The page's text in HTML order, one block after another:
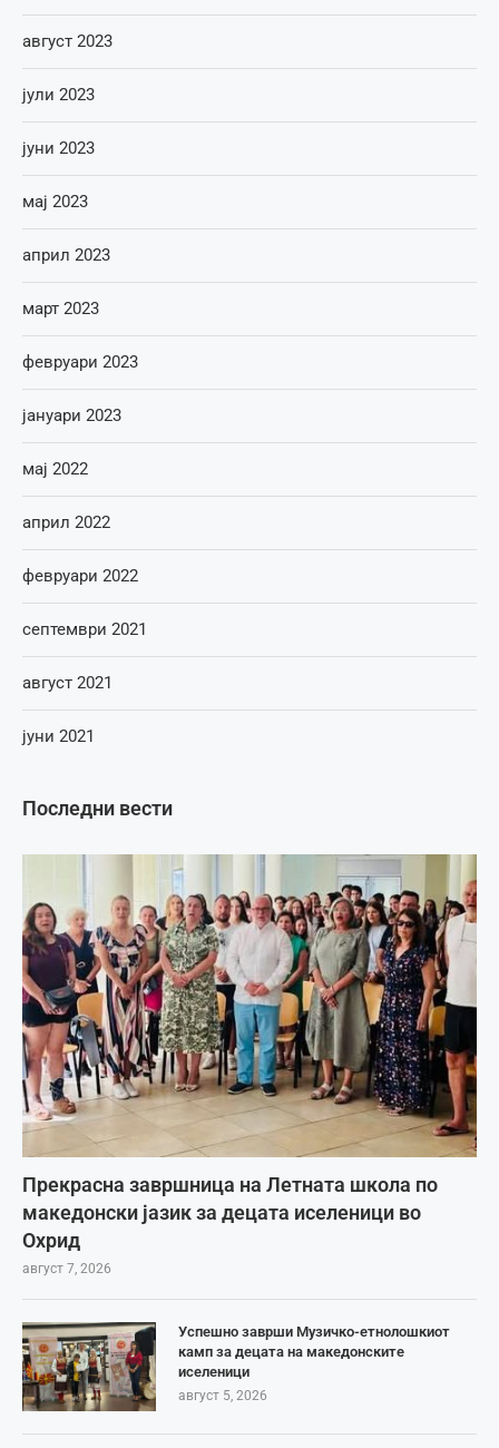
Последни вести
Прекрасна завршница на Летната школа по
македонски јазик за децата иселеници во
Охрид
август 7, 2026
Успешно заврши Музичко-етнолошкиот
камп за децата на македонските
иселеници
август 5, 2026
август 2023
јули 2023
јуни 2023
мај 2023
април 2023
март 2023
февруари 2023
јануари 2023
мај 2022
април 2022
февруари 2022
септември 2021
август 2021
јуни 2021